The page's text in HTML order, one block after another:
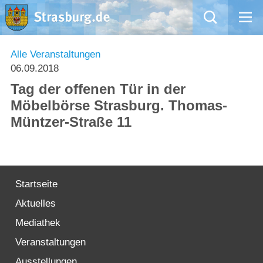
Mängelmeldung
Rathaus
Willkommen in Strasburg (Uckermark)
Alle Veranstaltungen
06.09.2018
Tag der offenen Tür in der
Möbelbörse Strasburg. Thomas-
Müntzer-Straße 11
Startseite
Aktuelles
Mediathek
Veranstaltungen